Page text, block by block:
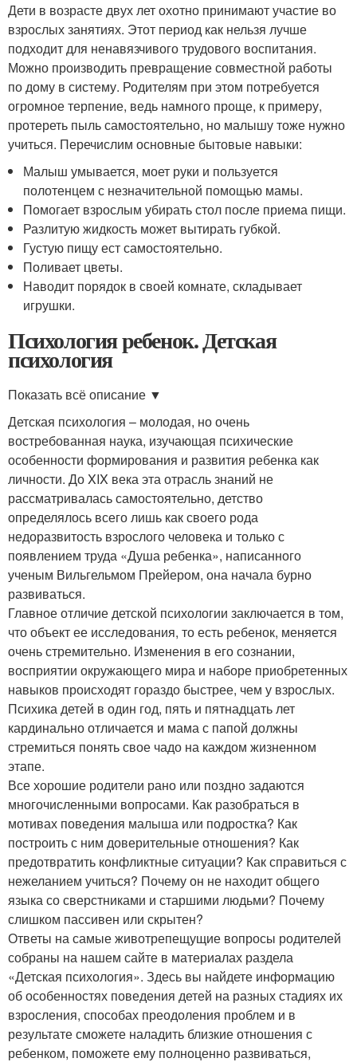
Дети в возрасте двух лет охотно принимают участие во
взрослых занятиях. Этот период как нельзя лучше
подходит для ненавязчивого трудового воспитания.
Можно производить превращение совместной работы
по дому в систему. Родителям при этом потребуется
огромное терпение, ведь намного проще, к примеру,
протереть пыль самостоятельно, но малышу тоже нужно
учиться. Перечислим основные бытовые навыки:
Малыш умывается, моет руки и пользуется
полотенцем с незначительной помощью мамы.
Помогает взрослым убирать стол после приема пищи.
Разлитую жидкость может вытирать губкой.
Густую пищу ест самостоятельно.
Поливает цветы.
Наводит порядок в своей комнате, складывает
игрушки.
Психология ребенок. Детская
психология
Показать всё описание ▼
Детская психология – молодая, но очень
востребованная наука, изучающая психические
особенности формирования и развития ребенка как
личности. До XIX века эта отрасль знаний не
рассматривалась самостоятельно, детство
определялось всего лишь как своего рода
недоразвитость взрослого человека и только с
появлением труда «Душа ребенка», написанного
ученым Вильгельмом Прейером, она начала бурно
развиваться.
Главное отличие детской психологии заключается в том,
что объект ее исследования, то есть ребенок, меняется
очень стремительно. Изменения в его сознании,
восприятии окружающего мира и наборе приобретенных
навыков происходят гораздо быстрее, чем у взрослых.
Психика детей в один год, пять и пятнадцать лет
кардинально отличается и мама с папой должны
стремиться понять свое чадо на каждом жизненном
этапе.
Все хорошие родители рано или поздно задаются
многочисленными вопросами. Как разобраться в
мотивах поведения малыша или подростка? Как
построить с ним доверительные отношения? Как
предотвратить конфликтные ситуации? Как справиться с
нежеланием учиться? Почему он не находит общего
языка со сверстниками и старшими людьми? Почему
слишком пассивен или скрытен?
Ответы на самые животрепещущие вопросы родителей
собраны на нашем сайте в материалах раздела
«Детская психология». Здесь вы найдете информацию
об особенностях поведения детей на разных стадиях их
взросления, способах преодоления проблем и в
результате сможете наладить близкие отношения с
ребенком, поможете ему полноценно развиваться,